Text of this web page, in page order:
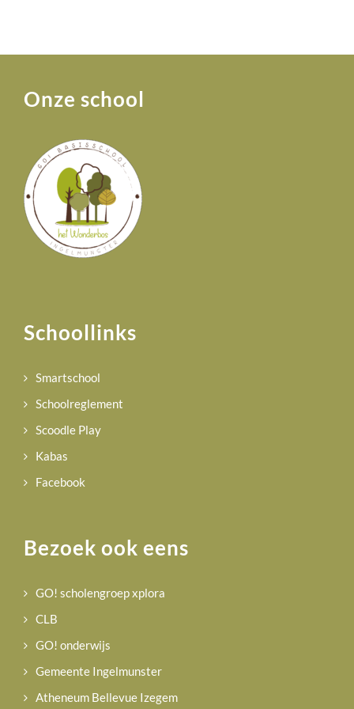
Onze school
Schoollinks
Smartschool
Schoolreglement
Scoodle Play
Kabas
Facebook
Bezoek ook eens
GO! scholengroep xplora
CLB
GO! onderwijs
Gemeente Ingelmunster
Atheneum Bellevue Izegem